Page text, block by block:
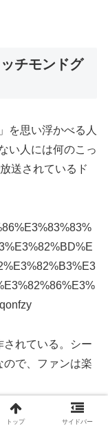
チモンドグ
を思い浮かべる人
い人には何のこっ
送されているド
されている。シー
ので、ファンは楽
チモンドに泊まる
トップ サイドバー